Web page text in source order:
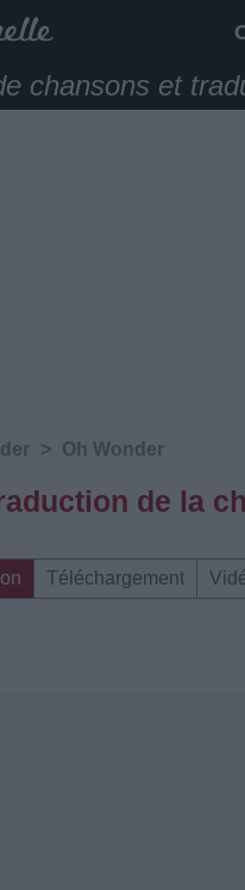
chansons et
> Oh Wonder
de la
Téléchargement